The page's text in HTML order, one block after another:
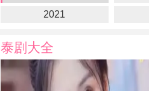
2021
泰剧大全